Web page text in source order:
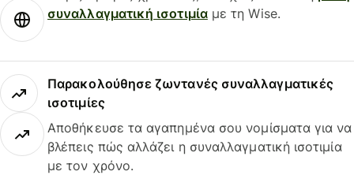
συναλλαγματική ισοτιμίαμε τη Wise.
Παρακολούθησε ζωντανές συναλλαγματικές
ισοτιμίες
Αποθήκευσε τα αγαπημένα σου νομίσματα για να
βλέπεις πώς αλλάζει η συναλλαγματική ισοτιμία
με τον χρόνο.